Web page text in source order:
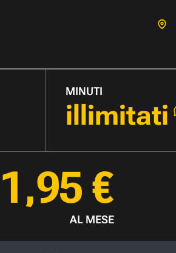
MINUTI
illimitati
€
AL MESE